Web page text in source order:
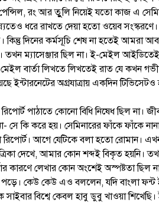
রং আর তুুলি নিয়েই যতো কাজ এ
ধরে রাখতে দেয়া হতো ওয়েব সংস্করণে।
কিন্তু দিনের কর্মসূচি শেষ না হতেই আমরা
তখন ম্যাসেঞ্জার ছিল না। ই-মেইল
বার্তা লিখতে লিখতেই রাত যে কখন
ইন্টারনেটের অগ্রযাত্রায় একদিন টিভিসেটও
পাঠাতে কোনো বিধি নিষেধ ছিল না।
সে কি করে হয়। সেমিনারের ফাঁকে ফাঁকে
রিপোর্ট। আগে যেটিকে বলা হতো
দেখে, আমার কোন শব্দই বিকৃত হয়নি।
কারণে লেখার কোন অংশেই অস্পষ্টতা ছিল
পড়ে। কেউ কেউ এও বললেন, যদি বাংলা
বিশ্বে কেবল হাবু ডুবু খাওয়া শিখেছি।